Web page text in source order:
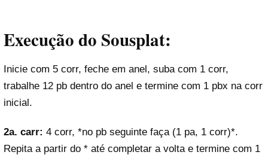
Execução do Sousplat:
Inicie com 5 corr, feche em anel, suba com 1 corr,
trabalhe 12 pb dentro do anel e termine com 1 pbx na corr
inicial.
2a. carr: 4 corr, *no pb seguinte faça (1 pa, 1 corr)*.
Repita a partir do * até completar a volta e termine com 1